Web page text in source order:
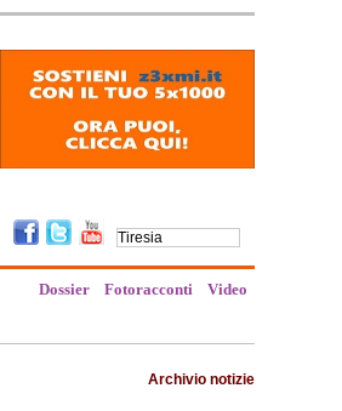
Dossier Fotoracconti Video
Archivio notizie